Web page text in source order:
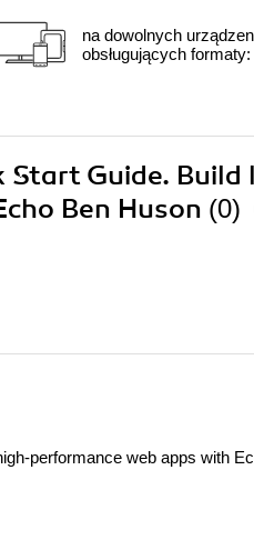
na dowolnych
obsługujących
Start Guide.
Ben Huson (0)
performance web apps with